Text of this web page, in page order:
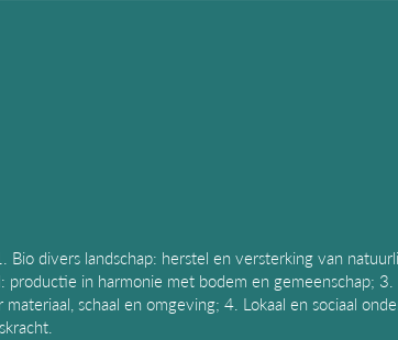
Bio divers landschap: herstel en versterking van
productie in harmonie met bodem en gemeenschap;
schaal en omgeving; 4. Lokaal en sociaal